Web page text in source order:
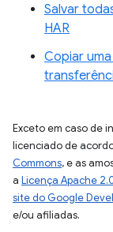
Salvar
HAR
Copiar
Exceto em caso de
licenciado de
Commons, e as
a Licença Apache
site do Google
e/ou afiliadas.